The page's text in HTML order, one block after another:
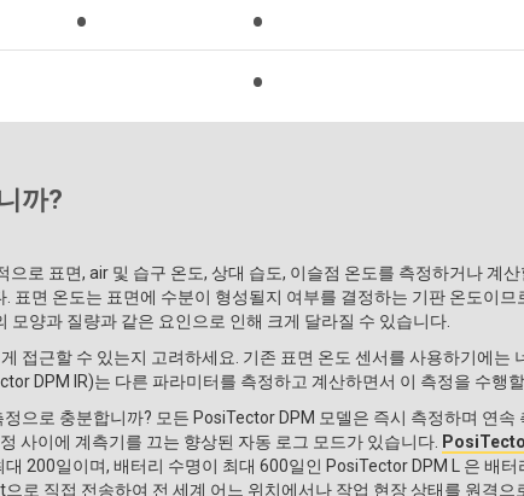
• •
•
까?
로 표면, air 및 습구 온도, 상대 습도, 이슬점 온도를 측정하거나 계산
표면 온도는 표면에 수분이 형성될지 여부를 결정하는 기판 온도이므
양과 질량과 같은 요인으로 인해 크게 달라질 수 있습니다.
접근할 수 있는지 고려하세요. 기존 표면 온도 센서를 사용하기에는
DPM IR)는 다른 파라미터를 측정하고 계산하면서 이 측정을 수행
으로 충분합니까? 모든 PosiTector DPM 모델은 즉시 측정하며 연속
사이에 계측기를 끄는 향상된 자동 로그 모드가 있습니다.
200일이며, 배터리 수명이 최대 600일인 PosiTector DPM L 은 배
로 직접 전송하여 전 세계 어느 위치에서나 작업 현장 상태를 원격으